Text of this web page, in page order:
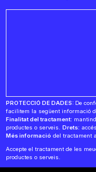
PROTECCIÓ DE DADES: De
facilitem la següent informació
Finalitat del tractament:
productes o serveis. Drets:
Més informació del tractament
Accepte el tractament de les
productes o serveis.